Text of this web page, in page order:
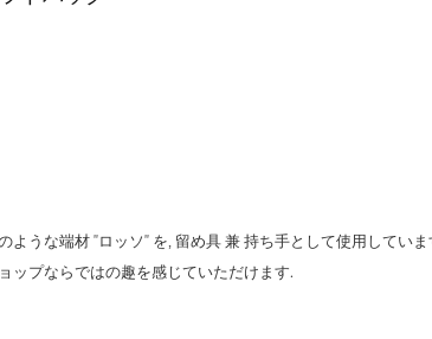
ような端材 "ロッソ" を, 留め具 兼 持ち手として使用していま
ップならではの趣を感じていただけます.